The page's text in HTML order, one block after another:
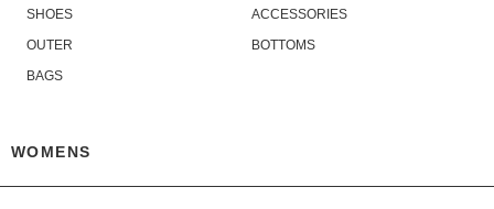
SHOES
ACCESSORIES
OUTER
BOTTOMS
BAGS
WOMENS